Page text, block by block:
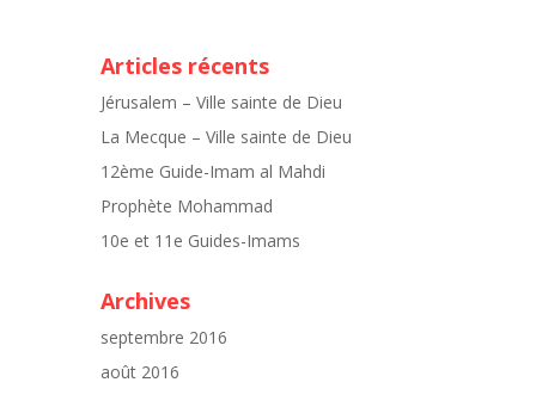
Articles récents
Jérusalem – Ville sainte de Dieu
La Mecque – Ville sainte de Dieu
12ème Guide-Imam al Mahdi
Prophète Mohammad
10e et 11e Guides-Imams
Archives
septembre 2016
août 2016